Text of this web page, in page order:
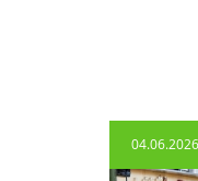
04.06.2026